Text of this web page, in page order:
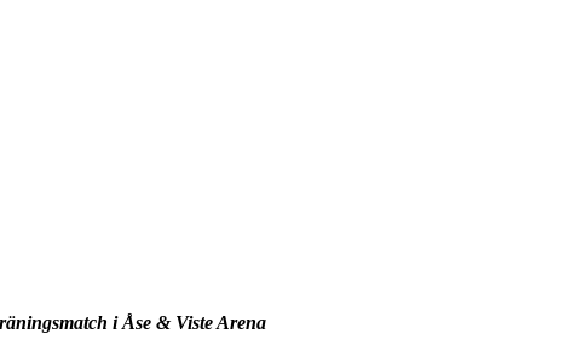
i Åse & Viste Arena